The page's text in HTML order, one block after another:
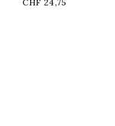
CHF 24,75